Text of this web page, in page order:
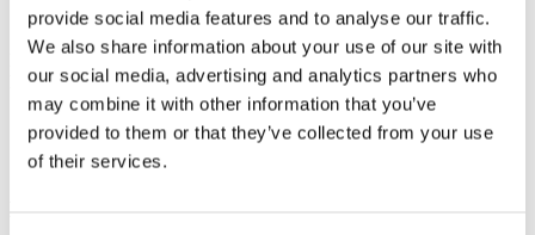
provide social media features and to analyse our traffic.
We also share information about your use of our site with
our social media, advertising and analytics partners who
may combine it with other information that you’ve
provided to them or that they’ve collected from your use
of their services.
SNABBT VÄXANDE
Idag är vi Sveriges snabbast växande skopmärke. Under år 2020
levererade vi på ema över 3000 skopor till använder landet över.